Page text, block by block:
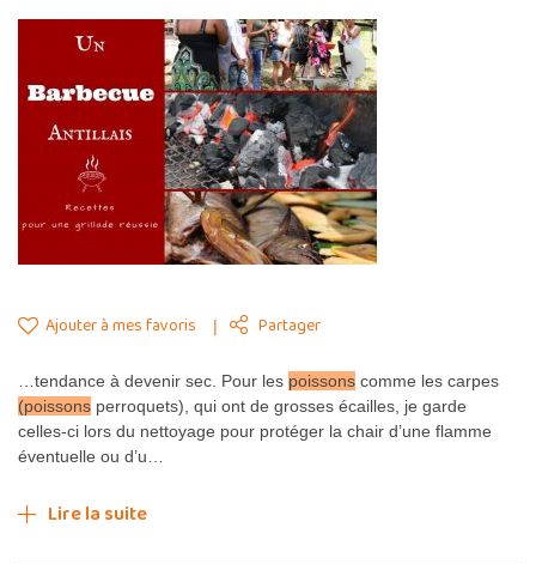
Ajouter à mes favoris Partager
…tendance à devenir sec. Pour les poissons comme les carpes
(poissons perroquets), qui ont de grosses écailles, je garde
celles-ci lors du nettoyage pour protéger la chair d’une flamme
éventuelle ou d’u…
Lire la suite